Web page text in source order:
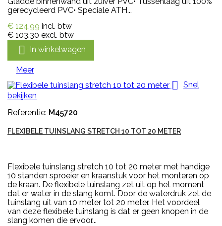
gerecycleerd PVC• Speciale ATH...
€ 124,99 incl. btw
€ 103,30 excl. btw
 In winkelwagen
Meer
 Snel
bekijken
Referentie: M45720
FLEXIBELE TUINSLANG STRETCH 10 TOT 20 METER
Flexibele tuinslang stretch 10 tot 20 meter met handige
10 standen sproeier en kraanstuk voor het monteren op
de kraan. De flexibele tuinslang zet uit op het moment
dat er water in de slang komt. Door de waterdruk zet de
tuinslang uit van 10 meter tot 20 meter. Het voordeel
van deze flexibele tuinslang is dat er geen knopen in de
slang komen die ervoor...